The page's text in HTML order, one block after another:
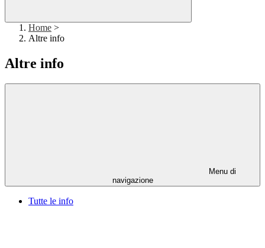
Home >
Altre info
Altre info
Menu di
navigazione
Tutte le info